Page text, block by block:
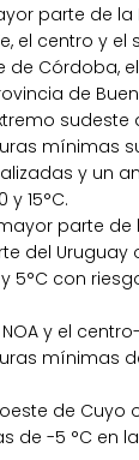
parte de
el centro y el
de Córdoba,
de
sudeste
mínimas
y un
15°C.
parte de
del Uruguay
5°C con
y el
mínimas
oeste de Cuyo
de -5 °C en